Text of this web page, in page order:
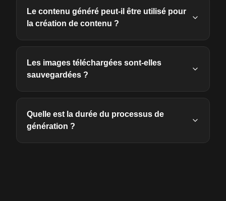
Le contenu généré peut-il être utilisé pour
la création de contenu ?
Les images téléchargées sont-elles
sauvegardées ?
Quelle est la durée du processus de
génération ?